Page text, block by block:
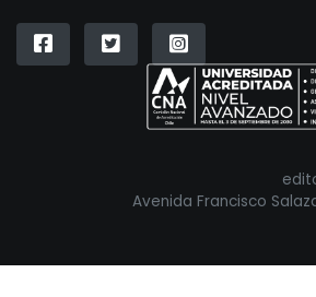
Avenida Francisco